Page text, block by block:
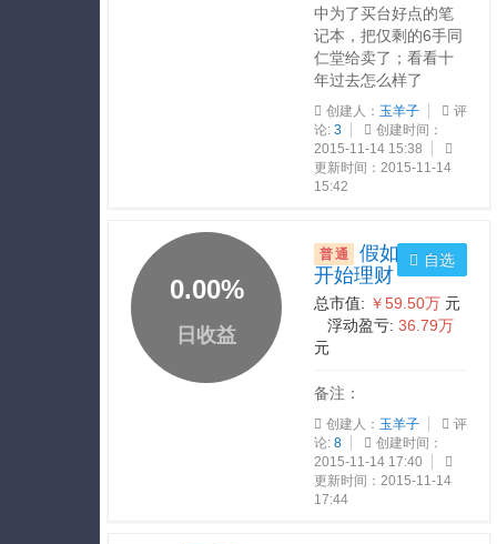
中为了买台好点的笔
记本，把仅剩的6手同
仁堂给卖了；看看十
年过去怎么样了
创建人： 玉羊子
评
论: 3
创建时间：
2015-11-14 15:38
更新时间：2015-11-14
15:42
0.00%
日收益
普通
假如我早点
开始理财
总市值: ￥59.50万 元
浮动盈亏: 36.79万
元
备注：
创建人： 玉羊子
评
论: 8
创建时间：
2015-11-14 17:40
更新时间：2015-11-14
17:44
自选